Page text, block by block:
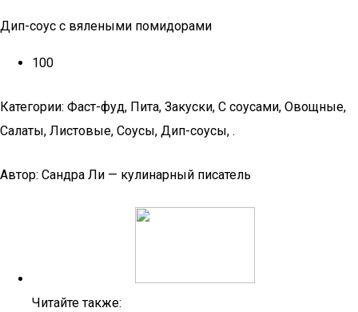
Дип-соус с вялеными помидорами
100
Категории: Фаст-фуд, Пита, Закуски, С соусами, Овощные,
Салаты, Листовые, Соусы, Дип-соусы, .
Автор: Сандра Ли — кулинарный писатель
Читайте также: